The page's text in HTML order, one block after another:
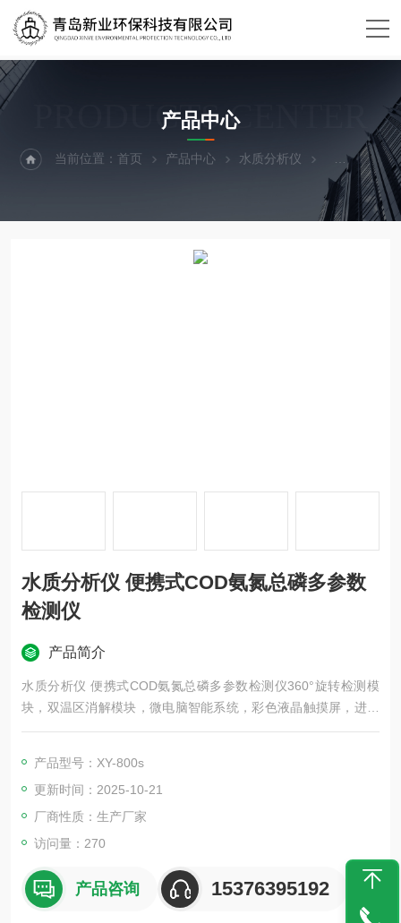
PRODUCTS CENTER
产品中心
当前位置：首页 产品中心 水质分析仪 便携式水质
水质分析仪 便携式COD氨氮总磷多参数
检测仪
产品简介
水质分析仪 便携式COD氨氮总磷多参数检测仪360°旋转检测模
块，双温区消解模块，微电脑智能系统，彩色液晶触摸屏，进口
光源，进口检测传感器，内置高容量锂电池，仪器性能稳定、测
产品型号：XY-800s
更新时间：2025-10-21
厂商性质：生产厂家
访问量：270
产品咨询 15376395192